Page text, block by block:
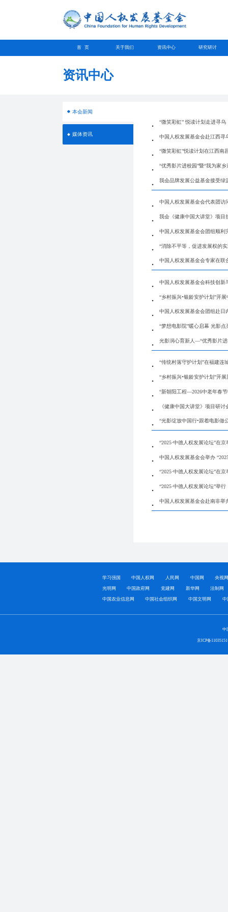
首 页 关于我们 资讯中心 研究研讨
资讯中心
本会新闻
媒体资讯
“微笑彩虹” 悦读计划走进寻乌
中国人权发展基金会赴江西寻
“微笑彩虹”悦读计划在江西南
“优秀影片进校园”暨“我为家
我会品牌发展公益基金接受绿
中国人权发展基金会代表团访
我会《健康中国大讲堂》项目
中国人权发展基金会团组顺利
“消除不平等，促进发展权的
中国人权发展基金会专家在联
中国人权发展基金会科技创新
“乡村振兴•银龄安护计划”开
中国人权发展基金会团组赴日
“梦想电影院”暖心启幕 光影
光影润心育新人—“优秀影片
“传统村落守护计划”在福建连
“乡村振兴•银龄安护计划”开
“新朝阳工程—2026中老年春
《健康中国大讲堂》项目研讨
“光影绽放中国行•跟着电影做
“2025·中德人权发展论坛”在京
中国人权发展基金会举办
“2025·中德人权发展论坛”在京
“2025·中德人权发展论坛”举行
中国人权发展基金会赴南非举
学习强国 中国人权网 人民网 中国网 央视
光明网 中国政府网 党建网 新华网 法制网
中国农业信息网 中国社会组织网 中国文明网 中
中
京ICP备